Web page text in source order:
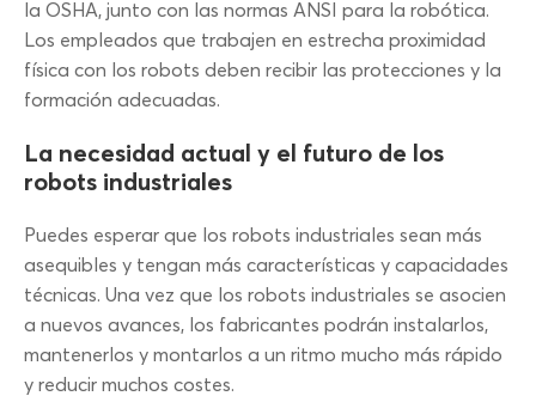
la OSHA, junto con las normas ANSI para la robótica.
Los empleados que trabajen en estrecha proximidad
física con los robots deben recibir las protecciones y la
formación adecuadas.
La necesidad actual y el futuro de los
robots industriales
Puedes esperar que los robots industriales sean más
asequibles y tengan más características y capacidades
técnicas. Una vez que los robots industriales se asocien
a nuevos avances, los fabricantes podrán instalarlos,
mantenerlos y montarlos a un ritmo mucho más rápido
y reducir muchos costes.